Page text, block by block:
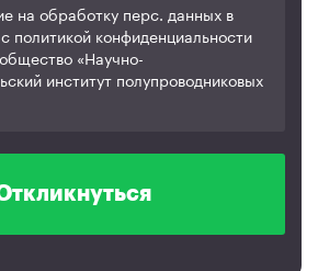
на обработку перс. данных в
политикой конфиденциальности
«Научно-
институт полупроводниковых